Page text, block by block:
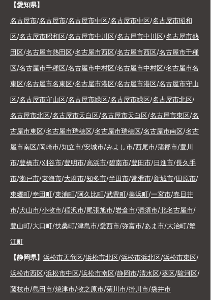
【愛知県】
名古屋市/名古屋市/名古屋市中区/名古屋市中区/名古屋市昭和
区/名古屋市昭和区/名古屋市中川区/名古屋市中川区/名古屋市熱
田区/名古屋市熱田区/名古屋市西区/名古屋市西区/名古屋市千種
区/名古屋市千種区/名古屋市中村区/名古屋市中村区/名古屋市名
東区/名古屋市名東区/名古屋市港区/名古屋市港区/名古屋市守山
区/名古屋市守山区/名古屋市緑区/名古屋市緑区/名古屋市北区/
名古屋市北区/名古屋市天白区/名古屋市天白区/名古屋市東区/名
古屋市東区/名古屋市瑞穂区/名古屋市瑞穂区/名古屋市南区/名古
屋市南区/岡崎市/知立市/安城市/みよし市/西尾市/蒲郡市/豊川
市/豊橋市/刈谷市/豊明市/高浜市/碧南市/豊田市/日進市/長久手
市/瀬戸市/東海市/大府市/知多市/半田市/常滑市/新城市/田原市/
東郷町/幸田町/東浦町/阿久比町/武豊町/美浜町/一宮市/春日井
市/犬山市/小牧市/稲沢市/尾張旭市/岩倉市/清須市/北名古屋市/
豊山町/大口町/扶桑町/津島市/愛西市/弥富市/あま市/大治町/蟹
江町
【静岡県】 浜松市天竜区/浜松市北区/浜松市浜北区/浜松市東区/
浜松市西区/浜松市中区/浜松市南区/静岡市/清水区/葵区/駿河区/
藤枝市/島田市/焼津市/牧之原市/菊川市/掛川市/袋井市